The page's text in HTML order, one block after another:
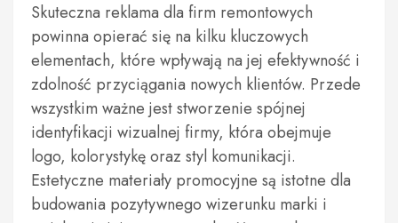
Skuteczna reklama dla firm remontowych
powinna opierać się na kilku kluczowych
elementach, które wpływają na jej efektywność i
zdolność przyciągania nowych klientów. Przede
wszystkim ważne jest stworzenie spójnej
identyfikacji wizualnej firmy, która obejmuje
logo, kolorystykę oraz styl komunikacji.
Estetyczne materiały promocyjne są istotne dla
budowania pozytywnego wizerunku marki i